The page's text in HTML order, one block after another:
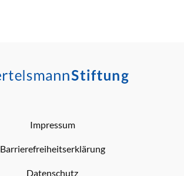
Impressum
Barrierefreiheitserklärung
Datenschutz